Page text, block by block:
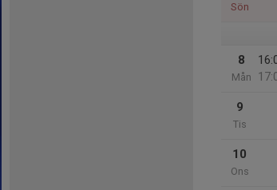
Sön
8
Mån
9
Tis
10
Ons